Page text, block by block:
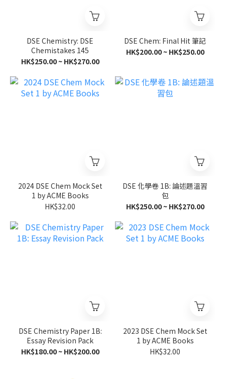
DSE Chemistry: DSE
Chemistakes 145
HK$250.00 ~ HK$270.00
DSE Chem: Final Hit 筆記
HK$200.00 ~ HK$250.00
2024 DSE Chem Mock Set
1 by ACME Books
HK$32.00
DSE 化學卷 1B: 論述題溫習
包
HK$250.00 ~ HK$270.00
DSE Chemistry Paper 1B:
Essay Revision Pack
HK$180.00 ~ HK$200.00
2023 DSE Chem Mock Set
1 by ACME Books
HK$32.00